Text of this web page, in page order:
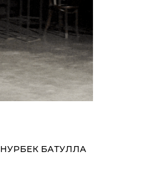
БАТУЛЛА